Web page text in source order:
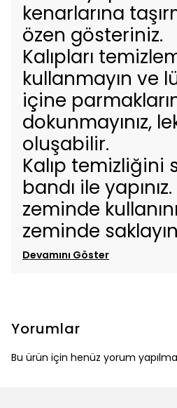
kenarlarına
özen gösteriniz.
Kalıpları
kullanmayın ve
içine
dokunmayınız,
oluşabilir.
Kalıp temizliğini
bandı ile yapınız.
zeminde
zeminde
Devamını Göster
Yorumlar
Bu ürün için henüz yorum